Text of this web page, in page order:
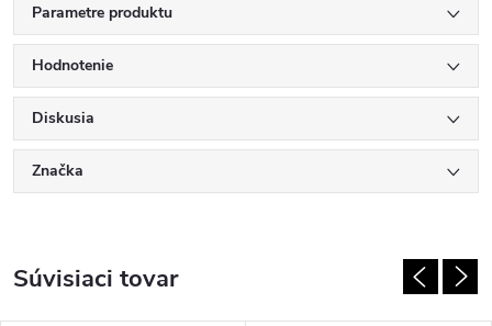
Parametre produktu
Hodnotenie
Diskusia
Značka
Súvisiaci tovar